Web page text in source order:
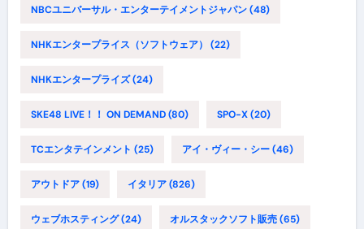
NBCユニバーサル・エンターテイメントジャパン(48)
NHKエンタープライス（ソフトウェア） (22)
NHKエンタープライズ(24)
SKE48 LIVE！！ ON DEMAND(80) SPO-X(20)
TCエンタテインメント (25) アイ・ヴィー・シー(46)
アウトドア(19) イタリア(826)
ウェブホスティング(24) オルスタックソフト販売(65)